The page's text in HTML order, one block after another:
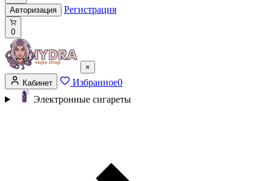
Авторизация Регистрация
0
×
Кабинет
Избранное0
Электронные сигареты